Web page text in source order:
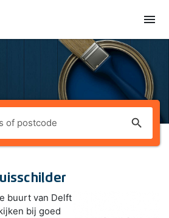
menu
search
buurt van Delft
bij goed